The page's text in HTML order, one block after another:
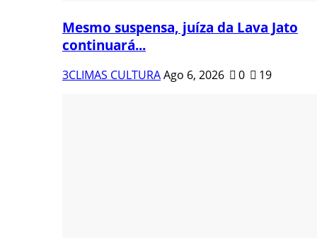
Mesmo suspensa, juíza da Lava Jato
continuará...
3CLIMAS CULTURAAgo 6, 2026 0 19